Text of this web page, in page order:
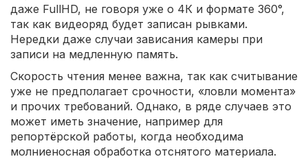
даже FullHD, не говоря уже о 4К и формате 360°,
так как видеоряд будет записан рывками.
Нередки даже случаи зависания камеры при
записи на медленную память.
Скорость чтения менее важна, так как считывание
уже не предполагает срочности, «ловли момента»
и прочих требований. Однако, в ряде случаев это
может иметь значение, например для
репортёрской работы, когда необходима
молниеносная обработка отснятого материала.